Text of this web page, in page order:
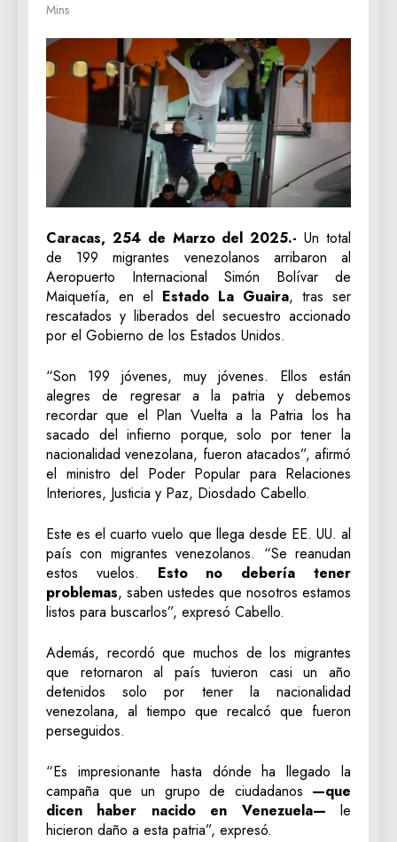
Mins
Caracas, 254 de Marzo del 2025.-Un total
de 199 migrantes venezolanos arribaron al
Aeropuerto Internacional Simón Bolívar de
Maiquetía, en el Estado La Guaira, tras ser
rescatados y liberados del secuestro accionado
por el Gobierno de los Estados Unidos.
“Son 199 jóvenes, muy jóvenes. Ellos están
alegres de regresar a la patria y debemos
recordar que el Plan Vuelta a la Patria los ha
sacado del infierno porque, solo por tener la
nacionalidad venezolana, fueron atacados”, afirmó
el ministro del Poder Popular para Relaciones
Interiores, Justicia y Paz, Diosdado Cabello.
Este es el cuarto vuelo que llega desde EE. UU. al
país con migrantes venezolanos. “Se reanudan
estos vuelos. Esto no debería tener
problemas, saben ustedes que nosotros estamos
listos para buscarlos”, expresó Cabello.
Además, recordó que muchos de los migrantes
que retornaron al país tuvieron casi un año
detenidos solo por tener la nacionalidad
venezolana, al tiempo que recalcó que fueron
perseguidos.
“Es impresionante hasta dónde ha llegado la
campaña que un grupo de ciudadanos —que
dicen haber nacido en Venezuela— le
hicieron daño a esta patria”, expresó.